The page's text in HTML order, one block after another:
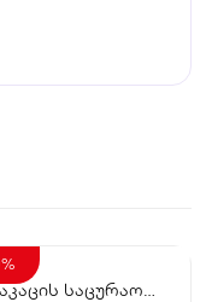
საცურაო